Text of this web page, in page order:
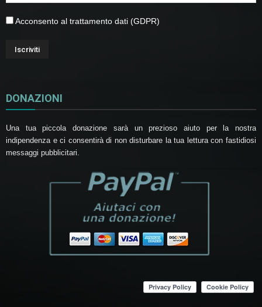
Acconsento al trattamento dati (GDPR)
DONAZIONI
Una tua piccola donazione sarà un prezioso aiuto per la nostra
indipendenza e ci consentirà di non disturbare la tua lettura con fastidiosi
messaggi pubblicitari.